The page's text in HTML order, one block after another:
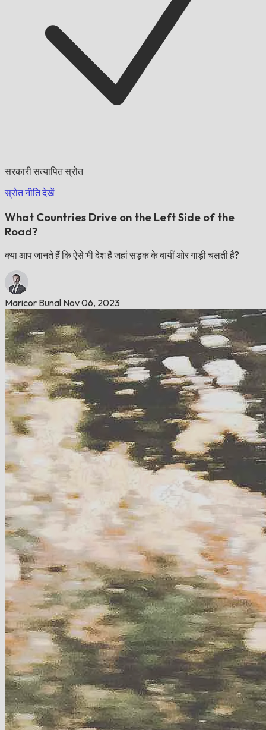
सरकारी सत्यापित स्रोत
स्रोत नीति देखें
What Countries Drive on the Left Side of the
Road?
क्या आप जानते हैं कि ऐसे भी देश हैं जहां सड़क के बायीं ओर गाड़ी चलती है?
Maricor Bunal Nov 06, 2023